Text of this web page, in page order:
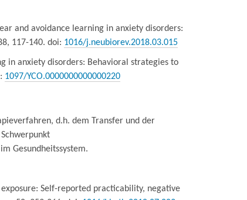
and avoidance learning in anxiety disorders:
117-140. doi: 1016/j.neubiorev.2018.03.015
in anxiety disorders: Behavioral strategies to
1097/YCO.0000000000000220
d.h. dem Transfer und der
Gesundheitssystem.
Self-reported practicability, negative